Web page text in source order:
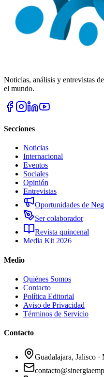
Noticias, análisis y entrevistas
el mundo.
Secciones
Noticias
Internacional
Eventos
Sociales
Opinión
Entrevistas
Oportunidades de
Ser colaborador
Revista quincenal
Media Kit 2026
Medio
Quiénes Somos
Contacto
Política Editorial
Aviso de Privacidad
Términos de Servicio
Contacto
Guadalajara, Jalisco ·